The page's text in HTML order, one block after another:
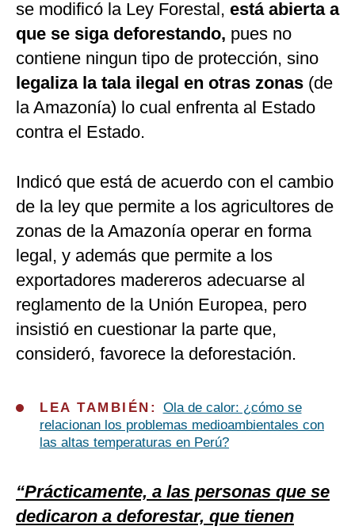
se modificó la Ley Forestal, está abierta a
que se siga deforestando, pues no
contiene ningun tipo de protección, sino
legaliza la tala ilegal en otras zonas (de
la Amazonía) lo cual enfrenta al Estado
contra el Estado.
Indicó que está de acuerdo con el cambio
de la ley que permite a los agricultores de
zonas de la Amazonía operar en forma
legal, y además que permite a los
exportadores madereros adecuarse al
reglamento de la Unión Europea, pero
insistió en cuestionar la parte que,
consideró, favorece la deforestación.
LEA TAMBIÉN: Ola de calor: ¿cómo se
relacionan los problemas medioambientales con
las altas temperaturas en Perú?
“Prácticamente, a las personas que se
dedicaron a deforestar, que tienen